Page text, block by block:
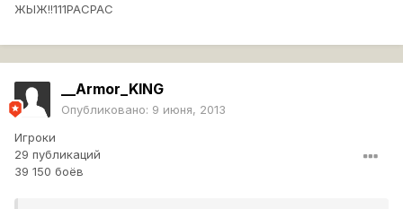
ЖЫЖ!!111РАСРАС
__Armor_KING
Опубликовано: 9 июня, 2013
Игроки
29 публикаций
39 150 боёв